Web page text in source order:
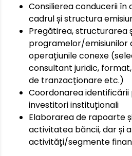
Consilierea conducerii în
cadrul și structura
Pregătirea, structurarea
programelor/emisiunilor
operațiunile conexe
consultant juridic,
de tranzacționare etc.)
Coordonarea
investitori instituționali
Elaborarea de rapoarte
activitatea băncii, dar și
activități/segmente